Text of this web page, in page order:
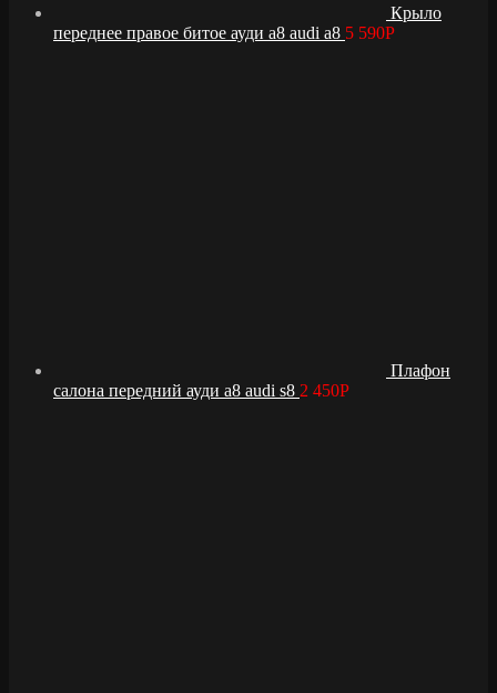
Крыло
переднее правое битое ауди а8 audi a8 5 590Р
Плафон
салона передний ауди а8 audi s8 2 450Р